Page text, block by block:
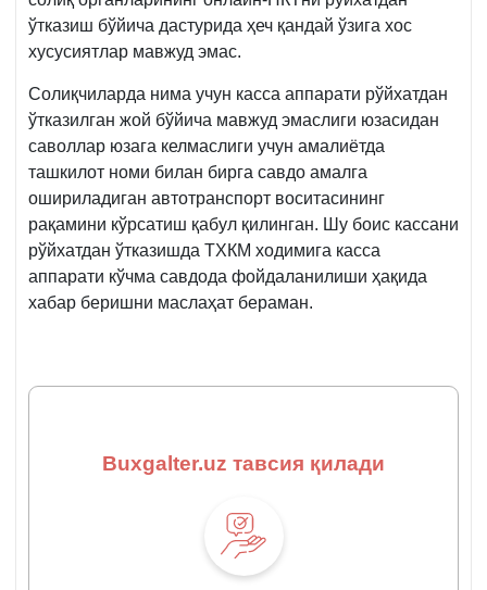
ўтказиш бўйича дастурида ҳеч қандай ўзига хос
хусусиятлар мавжуд эмас.
Солиқчиларда нима учун касса аппарати рўйхатдан
ўтказилган жой бўйича мавжуд эмаслиги юзасидан
саволлар юзага келмаслиги учун амалиётда
ташкилот номи билан бирга савдо амалга
ошириладиган автотранспорт воситасининг
рақамини кўрсатиш қабул қилинган. Шу боис кассани
рўйхатдан ўтказишда ТХКМ ходимига касса
аппарати кўчма савдода фойдаланилиши ҳақида
хабар беришни маслаҳат бераман.
Buxgalter.uz тавсия қилади